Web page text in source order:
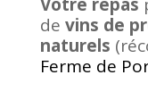
de vins de
naturels
Ferme de